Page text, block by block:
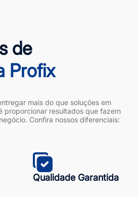
de
Profix
mais do que soluções em
proporcionar resultados que fazem
Confira nossos diferenciais:
Qualidade Garantida